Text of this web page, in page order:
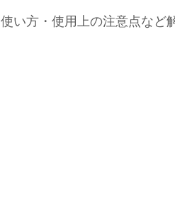
使い方・使用上の注意点など